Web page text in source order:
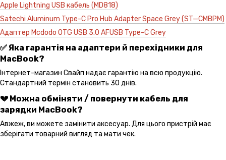
Apple Lightning USB кабель (MD818)
Satechi Aluminum Type-C Pro Hub Adapter Space Grey (ST—CMBPM)
Адаптер Mcdodo OTG USB 3.0 AFUSB Type-C Grey
✅ Яка гарантія на адаптери й перехідники для
MacBook?
Інтернет-магазин Свайп надає гарантію на всю продукцію.
Стандартний термін становить 30 днів.
💔 Можна обміняти / повернути кабель для
зарядки MacBook?
Авжеж, ви можете замінити аксесуар. Для цього пристрій має
зберігати товарний вигляд та мати чек.